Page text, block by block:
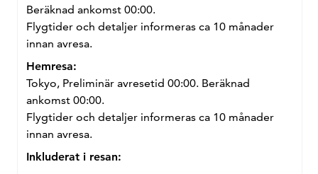
Beräknad ankomst 00:00.
Flygtider och detaljer informeras ca 10 månader
innan avresa.
Hemresa:
Tokyo, Preliminär avresetid 00:00. Beräknad
ankomst 00:00.
Flygtider och detaljer informeras ca 10 månader
innan avresa.
Inkluderat i resan: